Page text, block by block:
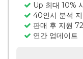
Up 최대 10%
40인시 분석 지
판매 후 지원
연간 업데이트